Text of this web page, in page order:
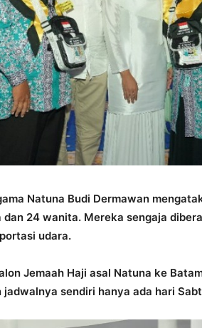
Natuna Budi Dermawan
24 wanita. Mereka sengaja
udara.
Jemaah Haji asal Natuna ke
sendiri hanya ada hari